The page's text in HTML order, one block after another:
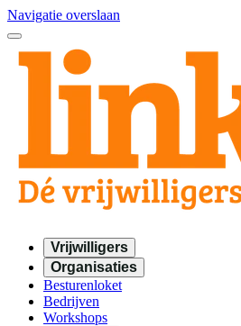
Navigatie overslaan
Vrijwilligers
Organisaties
Besturenloket
Bedrijven
Workshops